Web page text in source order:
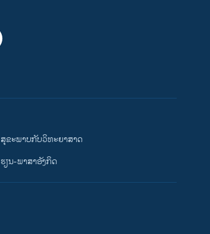
ສຸຂະພາບກັບວິທະຍາສາດ
ຮຽນ-ພາສາອັງກິດ